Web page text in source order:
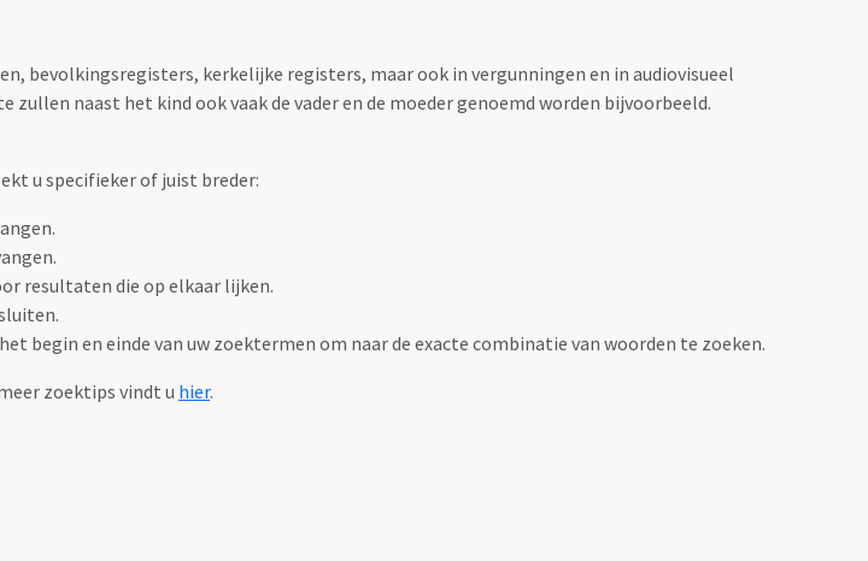
bevolkingsregisters, kerkelijke registers, maar ook in vergunningen en in audiovisueel
naast het kind ook vaak de vader en de moeder genoemd worden bijvoorbeeld.
u specifieker of juist breder:
resultaten die op elkaar lijken.
begin en einde van uw zoektermen om naar de exacte combinatie van woorden te zoeken.
zoektips vindt u hier.